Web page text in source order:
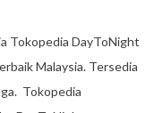
Tokopedia DayToNight
Malaysia. Tersedia
Tokopedia